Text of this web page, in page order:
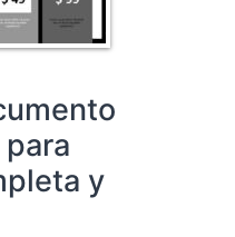
para
y